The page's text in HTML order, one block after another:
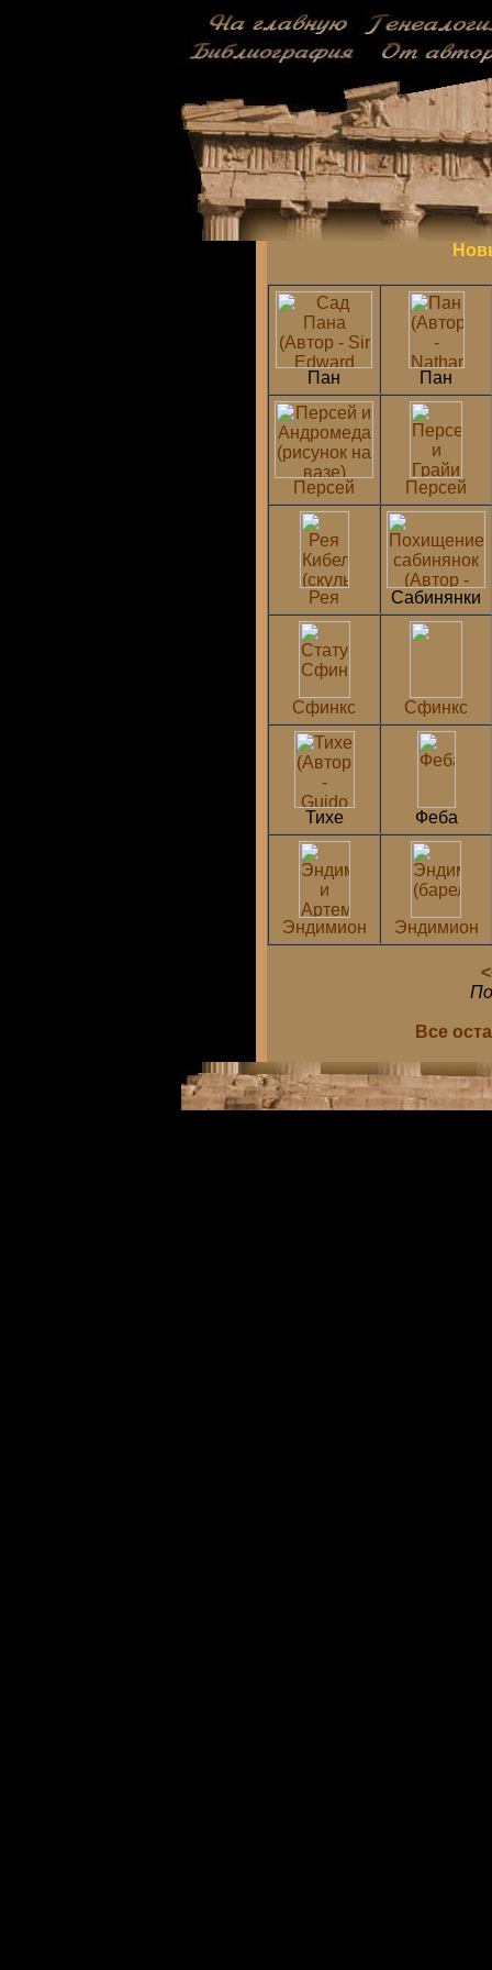
Пан Пан
Персей Персей
Рея Сабинянки
Сфинкс Сфинкс
Тихе Феба
Эндимион Эндимион
Все